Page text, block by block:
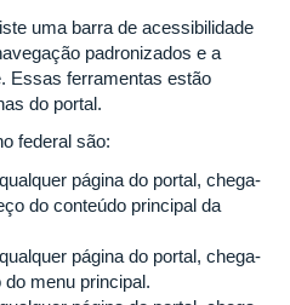
uma barra de acessibilidade
padronizados e a
Essas ferramentas estão
do portal.
federal são:
página do portal, chega-
do conteúdo principal da
página do portal, chega-
menu principal.